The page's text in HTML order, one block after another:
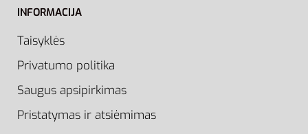
INFORMACIJA
Taisyklės
Privatumo politika
Saugus apsipirkimas
Pristatymas ir atsiėmimas